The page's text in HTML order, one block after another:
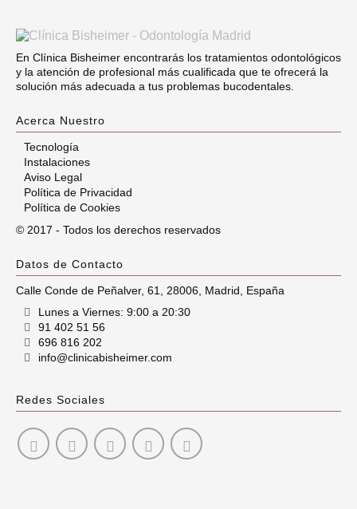
En Clínica Bisheimer encontrarás los tratamientos odontológicos
y la atención de profesional más cualificada que te ofrecerá la
solución más adecuada a tus problemas bucodentales.
Acerca Nuestro
Tecnología
Instalaciones
Aviso Legal
Política de Privacidad
Política de Cookies
© 2017 - Todos los derechos reservados
Datos de Contacto
Calle Conde de Peñalver, 61 28006 Madrid
España
Lunes a Viernes: 9:00 a 20:30
91 402 51 56
696 816 202
info@clinicabisheimer.com
Redes Sociales